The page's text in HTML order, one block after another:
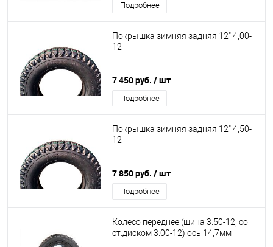
Подробнее
Покрышка зимняя задняя 12" 4,00-
12
7 450 руб. / шт
Подробнее
Покрышка зимняя задняя 12" 4,50-
12
7 850 руб. / шт
Подробнее
Колесо переднее (шина 3.50-12, со
ст.диском 3.00-12) ось 14,7мм